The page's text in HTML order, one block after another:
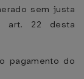
sem justa
art. 22 desta
pagamento do